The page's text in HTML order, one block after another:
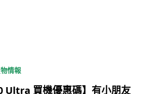
情報
Ultra 買機優惠碼】有小朋友